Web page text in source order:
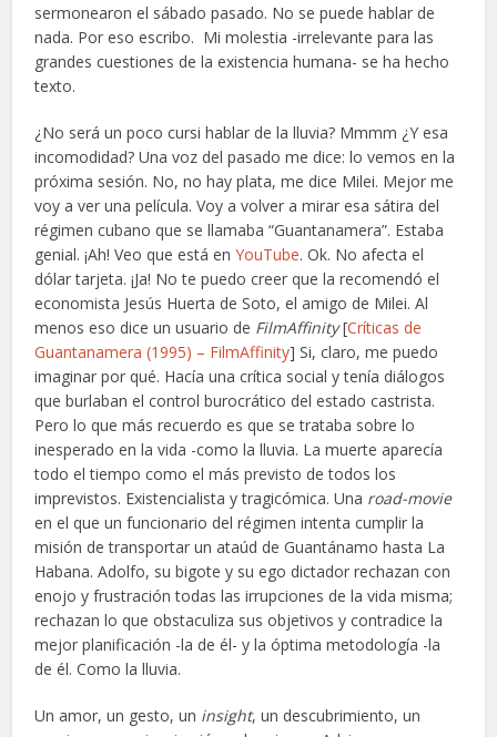
sermonearon el sábado pasado. No se puede hablar de
nada. Por eso escribo. Mi molestia -irrelevante para las
grandes cuestiones de la existencia humana- se ha hecho
texto.
¿No será un poco cursi hablar de la lluvia? Mmmm ¿Y esa
incomodidad? Una voz del pasado me dice: lo vemos en la
próxima sesión. No, no hay plata, me dice Milei. Mejor me
voy a ver una película. Voy a volver a mirar esa sátira del
régimen cubano que se llamaba “Guantanamera”. Estaba
genial. ¡Ah! Veo que está enYouTube. Ok. No afecta el
dólar tarjeta. ¡Ja! No te puedo creer que la recomendó el
economista Jesús Huerta de Soto, el amigo de Milei. Al
menos eso dice un usuario de FilmAffinity [Críticas de
Guantanamera (1995) – FilmAffinity]Si, claro, me puedo
imaginar por qué. Hacía una crítica social y tenía diálogos
que burlaban el control burocrático del estado castrista.
Pero lo que más recuerdo es que se trataba sobre lo
inesperado en la vida -como la lluvia. La muerte aparecía
todo el tiempo como el más previsto de todos los
imprevistos. Existencialista y tragicómica. Una road-movie
en el que un funcionario del régimen intenta cumplir la
misión de transportar un ataúd de Guantánamo hasta La
Habana. Adolfo, su bigote y su ego dictador rechazan con
enojo y frustración todas las irrupciones de la vida misma;
rechazan lo que obstaculiza sus objetivos y contradice la
mejor planificación -la de él- y la óptima metodología -la
de él. Como la lluvia.
Un amor, un gesto, un insight, un descubrimiento, un